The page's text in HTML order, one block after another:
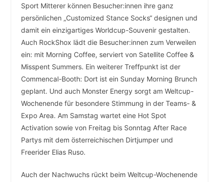
Sport Mitterer können Besucher:innen ihre ganz
persönlichen „Customized Stance Socks“ designen und
damit ein einzigartiges Worldcup-Souvenir gestalten.
Auch RockShox lädt die Besucher:innen zum Verweilen
ein: mit Morning Coffee, serviert von Satellite Coffee &
Misspent Summers. Ein weiterer Treffpunkt ist der
Commencal-Booth: Dort ist ein Sunday Morning Brunch
geplant. Und auch Monster Energy sorgt am Weltcup-
Wochenende für besondere Stimmung in der Teams- &
Expo Area. Am Samstag wartet eine Hot Spot
Activation sowie von Freitag bis Sonntag After Race
Partys mit dem österreichischen Dirtjumper und
Freerider Elias Ruso.
Auch der Nachwuchs rückt beim Weltcup-Wochenende